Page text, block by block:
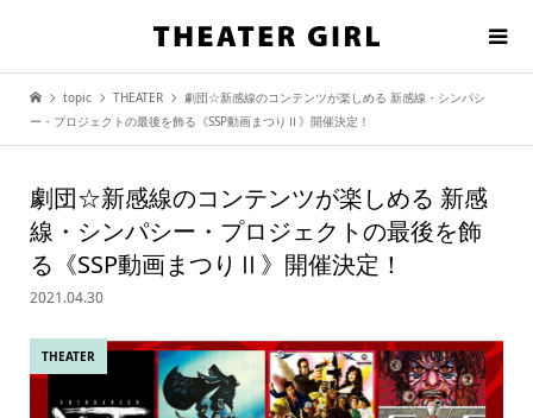
topic THEATER
劇団☆新感線のコンテンツが楽しめる 新感線・シンパシ
ー・プロジェクトの最後を飾る《SSP動画まつりⅡ》開催決定！
劇団☆新感線のコンテンツが楽しめる 新感
線・シンパシー・プロジェクトの最後を飾
る《SSP動画まつりⅡ》開催決定！
2021.04.30
THEATER